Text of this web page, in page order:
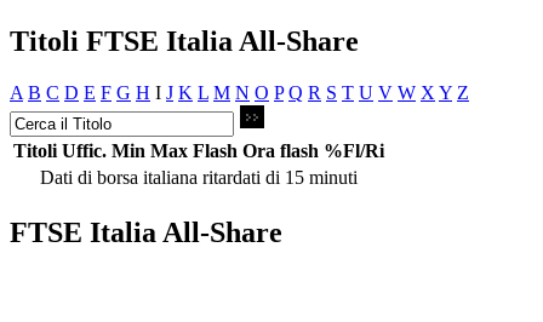
Titoli FTSE Italia All-Share
A B C D E F G H I J K L M N O P Q R S T U V W X Y Z
Titoli Uffic. Min Max Flash Ora flash %Fl/Ri
Dati di borsa italiana ritardati di 15 minuti
FTSE Italia All-Share